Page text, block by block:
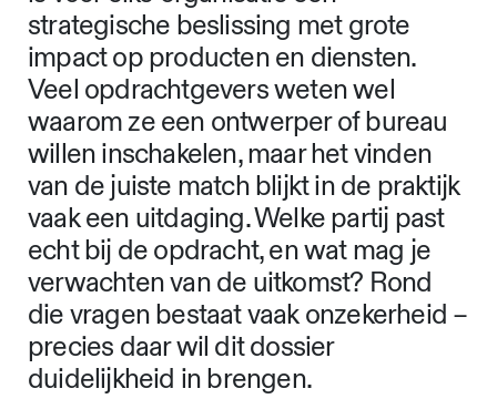
strategische beslissing met grote
impact op producten en diensten.
Veel opdrachtgevers weten wel
waarom ze een ontwerper of bureau
willen inschakelen, maar het vinden
van de juiste match blijkt in de praktijk
vaak een uitdaging. Welke partij past
echt bij de opdracht, en wat mag je
verwachten van de uitkomst? Rond
die vragen bestaat vaak onzekerheid –
precies daar wil dit dossier
duidelijkheid in brengen.